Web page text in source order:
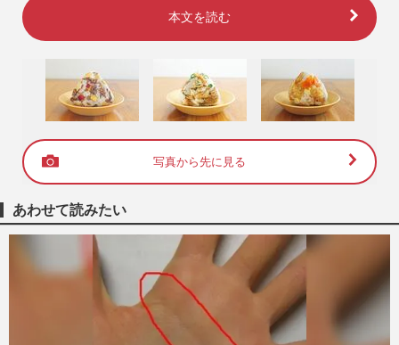
本文を読む
写真から先に見る
あわせて読みたい